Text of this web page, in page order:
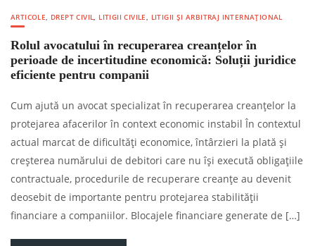
ARTICOLE, DREPT CIVIL, LITIGII CIVILE, LITIGII ȘI ARBITRAJ INTERNAȚIONAL
Rolul avocatului în recuperarea creanțelor în
perioade de incertitudine economică: Soluții juridice
eficiente pentru companii
Cum ajută un avocat specializat în recuperarea creanțelor la
protejarea afacerilor în context economic instabil În contextul
actual marcat de dificultăți economice, întârzieri la plată și
creșterea numărului de debitori care nu își execută obligațiile
contractuale, procedurile de recuperare creanțe au devenit
deosebit de importante pentru protejarea stabilității
financiare a companiilor. Blocajele financiare generate de […]